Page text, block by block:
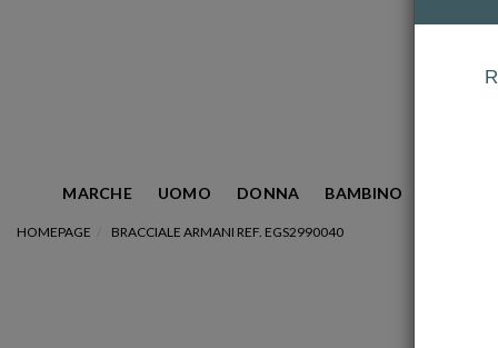
MARCHE UOMO DONNA BAMBINO
HOMEPAGE BRACCIALE ARMANI REF. EGS2990040